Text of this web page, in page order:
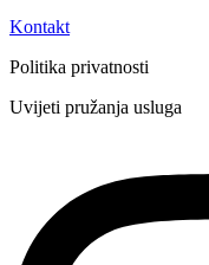
Kontakt
Politika privatnosti
Uvijeti pružanja usluga